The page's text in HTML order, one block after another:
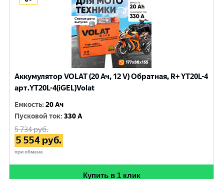
Аккумулятор VOLAT (20 Ач, 12 V) Обратная, R+ YT20L-4
арт.YT20L-4(iGEL)Volat
Емкость:20 Ач
Пусковой ток:330 A
5 734руб.
5 554 руб.
при обмене
Купить в 1 клик